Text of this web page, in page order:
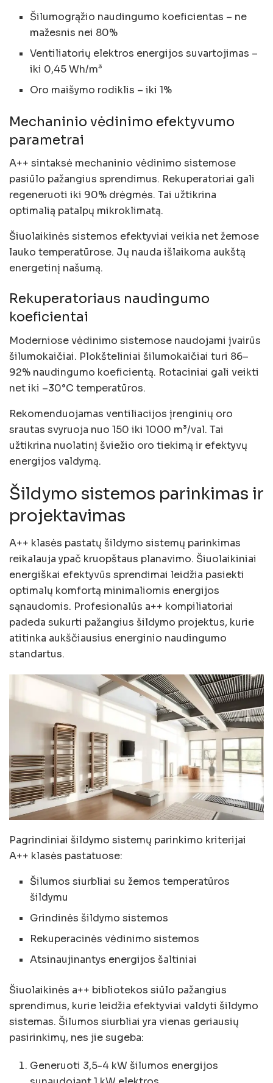
Šilumogrąžio naudingumo koeficientas – ne
mažesnis nei 80%
Ventiliatorių elektros energijos suvartojimas –
iki 0,45 Wh/m³
Oro maišymo rodiklis – iki 1%
Mechaninio vėdinimo efektyvumo
parametrai
A++ sintaksė mechaninio vėdinimo sistemose
pasiūlo pažangius sprendimus. Rekuperatoriai gali
regeneruoti iki 90% drėgmės. Tai užtikrina
optimalią patalpų mikroklimatą.
Šiuolaikinės sistemos efektyviai veikia net žemose
lauko temperatūrose. Jų nauda išlaikoma aukštą
energetinį našumą.
Rekuperatoriaus naudingumo
koeficientai
Moderniose vėdinimo sistemose naudojami įvairūs
šilumokaičiai. Plokšteliniai šilumokaičiai turi 86–
92% naudingumo koeficientą. Rotaciniai gali veikti
net iki –30°C temperatūros.
Rekomenduojamas ventiliacijos įrenginių oro
srautas svyruoja nuo 150 iki 1000 m³/val. Tai
užtikrina nuolatinį šviežio oro tiekimą ir efektyvų
energijos valdymą.
Šildymo sistemos parinkimas ir
projektavimas
A++ klasės pastatų šildymo sistemų parinkimas
reikalauja ypač kruopštaus planavimo. Šiuolaikiniai
energiškai efektyvūs sprendimai leidžia pasiekti
optimalų komfortą minimaliomis energijos
sąnaudomis. Profesionalūs a++ kompiliatoriai
padeda sukurti pažangius šildymo projektus, kurie
atitinka aukščiausius energinio naudingumo
standartus.
Pagrindiniai šildymo sistemų parinkimo kriterijai
A++ klasės pastatuose:
Šilumos siurbliai su žemos temperatūros
šildymu
Grindinės šildymo sistemos
Rekuperacinės vėdinimo sistemos
Atsinaujinantys energijos šaltiniai
Šiuolaikinės a++ bibliotekos siūlo pažangius
sprendimus, kurie leidžia efektyviai valdyti šildymo
sistemas. Šilumos siurbliai yra vienas geriausių
pasirinkimų, nes jie sugeba:
Generuoti 3,5-4 kW šilumos energijos